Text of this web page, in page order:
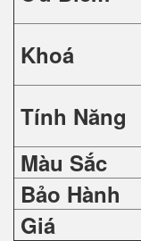
Khoá
Tính Năng
Màu Sắc
Bảo Hành
Giá